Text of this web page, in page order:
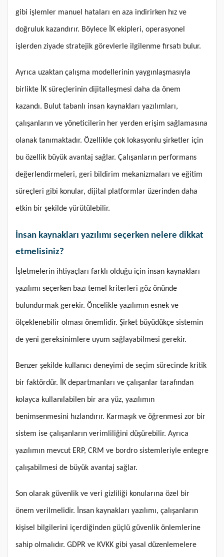
gibi işlemler manuel hataları en aza indirirken hız ve
doğruluk kazandırır. Böylece İK ekipleri, operasyonel
işlerden ziyade stratejik görevlerle ilgilenme fırsatı bulur.
Ayrıca uzaktan çalışma modellerinin yaygınlaşmasıyla
birlikte İK süreçlerinin dijitalleşmesi daha da önem
kazandı. Bulut tabanlı insan kaynakları yazılımları,
çalışanların ve yöneticilerin her yerden erişim sağlamasına
olanak tanımaktadır. Özellikle çok lokasyonlu şirketler için
bu özellik büyük avantaj sağlar. Çalışanların performans
değerlendirmeleri, geri bildirim mekanizmaları ve eğitim
süreçleri gibi konular, dijital platformlar üzerinden daha
etkin bir şekilde yürütülebilir.
İnsan kaynakları yazılımı seçerken nelere dikkat
etmelisiniz?
İşletmelerin ihtiyaçları farklı olduğu için insan kaynakları
yazılımı seçerken bazı temel kriterleri göz önünde
bulundurmak gerekir. Öncelikle yazılımın esnek ve
ölçeklenebilir olması önemlidir. Şirket büyüdükçe sistemin
de yeni gereksinimlere uyum sağlayabilmesi gerekir.
Benzer şekilde kullanıcı deneyimi de seçim sürecinde kritik
bir faktördür. İK departmanları ve çalışanlar tarafından
kolayca kullanılabilen bir ara yüz, yazılımın
benimsenmesini hızlandırır. Karmaşık ve öğrenmesi zor bir
sistem ise çalışanların verimliliğini düşürebilir. Ayrıca
yazılımın mevcut ERP, CRM ve bordro sistemleriyle entegre
çalışabilmesi de büyük avantaj sağlar.
Son olarak güvenlik ve veri gizliliği konularına özel bir
önem verilmelidir. İnsan kaynakları yazılımı, çalışanların
kişisel bilgilerini içerdiğinden güçlü güvenlik önlemlerine
sahip olmalıdır. GDPR ve KVKK gibi yasal düzenlemelere